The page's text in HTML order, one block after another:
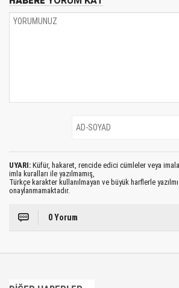
UYARI: Küfür, hakaret, rencide edici cümleler veya
imla kuralları ile yazılmamış,
Türkçe karakter kullanılmayan ve büyük harflerle
onaylanmamaktadır.
0 Yorum